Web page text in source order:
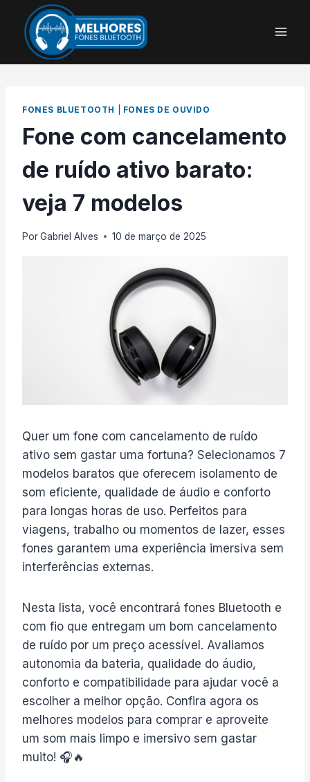
Conteúdo
FONES BLUETOOTH FONES DE OUVIDO
Fone com cancelamento
de ruído ativo barato:
veja 7 modelos
PorGabriel Alves 10 de março de 2025
Quer um fone com cancelamento de ruído
ativo sem gastar uma fortuna? Selecionamos 7
modelos baratos que oferecem isolamento de
som eficiente, qualidade de áudio e conforto
para longas horas de uso. Perfeitos para
viagens, trabalho ou momentos de lazer, esses
fones garantem uma experiência imersiva sem
interferências externas.
Nesta lista, você encontrará fones Bluetooth e
com fio que entregam um bom cancelamento
de ruído por um preço acessível. Avaliamos
autonomia da bateria, qualidade do áudio,
conforto e compatibilidade para ajudar você a
escolher a melhor opção. Confira agora os
melhores modelos para comprar e aproveite
um som mais limpo e imersivo sem gastar
muito! 🎧🔥